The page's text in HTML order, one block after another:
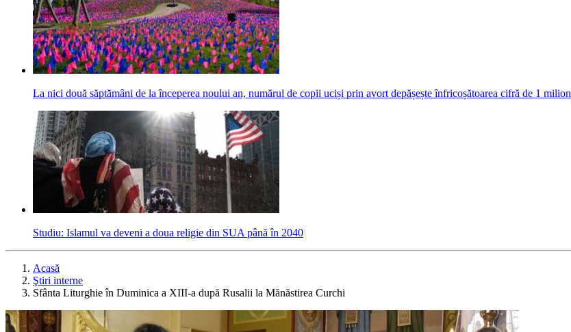
La nici două săptămâni de la începerea noului an, numărul de copii uciși prin avort depășește înfricoșătoarea cifră de 1 milion
Studiu: Islamul va deveni a doua religie din SUA până în 2040
Acasă
Ştiri interne
Sfânta Liturghie în Duminica a XIII-a după Rusalii la Mănăstirea Curchi